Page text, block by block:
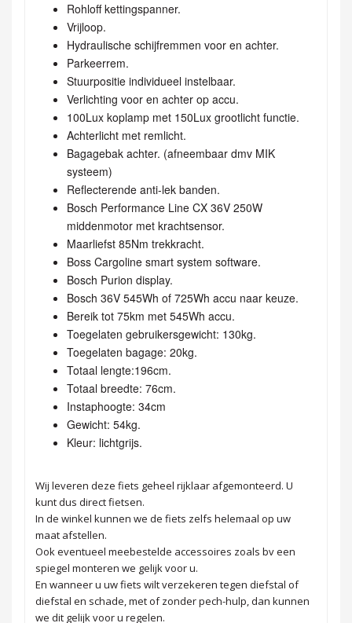
Rohloff kettingspanner.
Vrijloop.
Hydraulische schijfremmen voor en achter.
Parkeerrem.
Stuurpositie individueel instelbaar.
Verlichting voor en achter op accu.
100Lux koplamp met 150Lux grootlicht functie.
Achterlicht met remlicht.
Bagagebak achter. (afneembaar dmv MIK
systeem)
Reflecterende anti-lek banden.
Bosch Performance Line CX 36V 250W
middenmotor met krachtsensor.
Maarliefst 85Nm trekkracht.
Boss Cargoline smart system software.
Bosch Purion display.
Bosch 36V 545Wh of 725Wh accu naar keuze.
Bereik tot 75km met 545Wh accu.
Toegelaten gebruikersgewicht: 130kg.
Toegelaten bagage: 20kg.
Totaal lengte:196cm.
Totaal breedte: 76cm.
Instaphoogte: 34cm
Gewicht: 54kg.
Kleur: lichtgrijs.
Wij leveren deze fiets geheel rijklaar afgemonteerd. U
kunt dus direct fietsen.
In de winkel kunnen we de fiets zelfs helemaal op uw
maat afstellen.
Ook eventueel meebestelde accessoires zoals bv een
spiegel monteren we gelijk voor u.
En wanneer u uw fiets wilt verzekeren tegen diefstal of
diefstal en schade, met of zonder pech-hulp, dan kunnen
we dit gelijk voor u regelen.